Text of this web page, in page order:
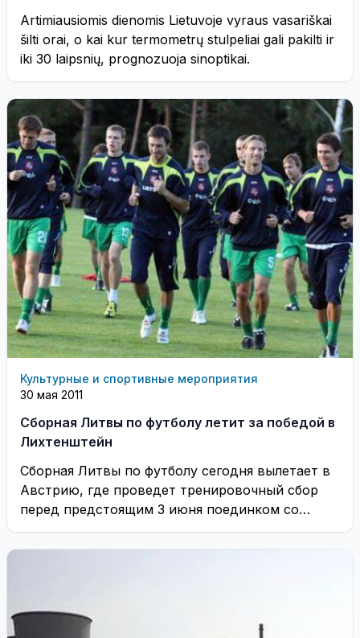
Artimiausiomis dienomis Lietuvoje vyraus vasariškai
šilti orai, o kai kur termometrų stulpeliai gali pakilti ir
iki 30 laipsnių, prognozuoja sinoptikai.
Культурные и спортивные мероприятия
30 мая 2011
Сборная Литвы по футболу летит за победой в
Лихтенштейн
Сборная Литвы по футболу сегодня вылетает в
Австрию, где проведет тренировочный сбор
перед предстоящим 3 июня поединком со
сборной Лихтенштейна, ...